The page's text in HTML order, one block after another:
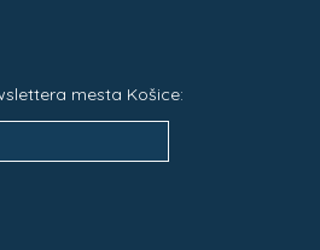
mesta Košice: